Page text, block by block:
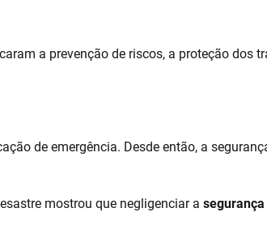
a prevenção de riscos, a proteção dos
de emergência. Desde então, a
mostrou que negligenciar a